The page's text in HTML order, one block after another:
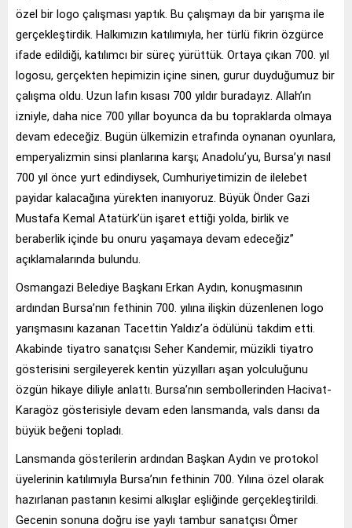
özel bir logo çalışması yaptık. Bu çalışmayı da bir yarışma ile
gerçekleştirdik. Halkımızın katılımıyla, her türlü fikrin özgürce
ifade edildiği, katılımcı bir süreç yürüttük. Ortaya çıkan 700. yıl
logosu, gerçekten hepimizin içine sinen, gurur duyduğumuz bir
çalışma oldu. Uzun lafın kısası 700 yıldır buradayız. Allah’ın
izniyle, daha nice 700 yıllar boyunca da bu topraklarda olmaya
devam edeceğiz. Bugün ülkemizin etrafında oynanan oyunlara,
emperyalizmin sinsi planlarına karşı; Anadolu’yu, Bursa’yı nasıl
700 yıl önce yurt edindiysek, Cumhuriyetimizin de ilelebet
payidar kalacağına yürekten inanıyoruz. Büyük Önder Gazi
Mustafa Kemal Atatürk’ün işaret ettiği yolda, birlik ve
beraberlik içinde bu onuru yaşamaya devam edeceğiz”
açıklamalarında bulundu.
Osmangazi Belediye Başkanı Erkan Aydın, konuşmasının
ardından Bursa’nın fethinin 700. yılına ilişkin düzenlenen logo
yarışmasını kazanan Tacettin Yaldız’a ödülünü takdim etti.
Akabinde tiyatro sanatçısı Seher Kandemir, müzikli tiyatro
gösterisini sergileyerek kentin yüzyılları aşan yolculuğunu
özgün hikaye diliyle anlattı. Bursa’nın sembollerinden Hacivat-
Karagöz gösterisiyle devam eden lansmanda, vals dansı da
büyük beğeni topladı.
Lansmanda gösterilerin ardından Başkan Aydın ve protokol
üyelerinin katılımıyla Bursa’nın fethinin 700. Yılına özel olarak
hazırlanan pastanın kesimi alkışlar eşliğinde gerçekleştirildi.
Gecenin sonuna doğru ise yaylı tambur sanatçısı Ömer